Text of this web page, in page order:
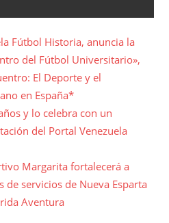
Fútbol Historia, anuncia la
del Fútbol Universitario»,
El Deporte y el
en España*
y lo celebra con un
del Portal Venezuela
Margarita fortalecerá a
servicios de Nueva Esparta
Aventura